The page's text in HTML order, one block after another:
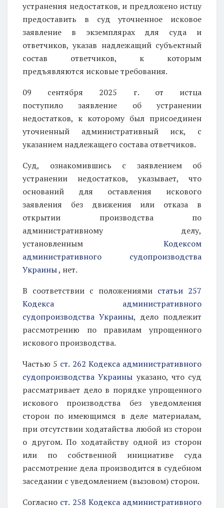
устранения недостатков, и предложено истцу
предоставить в суд уточненное исковое
заявление в экземплярах для суда и
ответчиков, указав надлежащий субъектный
состав ответчиков, к которым
предъявляются исковые требования.
09 сентября 2025 г. от истца
поступилозаявление об устранении
недостатков, к которому был присоединен
уточненный административный иск, с
указанием надлежащего состава ответчиков.
Суд, ознакомившись с заявлением об
устранении недостатков, указывает, что
оснований для оставления искового
заявления без движения или отказа в
открытии производства по
административному делу,
установленным Кодексом
административного судопроизводства
Украины, нет.
В соответствии с положениями статьи 257
Кодекса административного
судопроизводства Украины, дело подлежит
рассмотрению по правилам упрощенного
искового производства.
Частью 5 ст. 262 Кодекса административного
судопроизводства Украины указано, что суд
рассматривает дело в порядке упрощенного
искового производства без уведомления
сторон по имеющимся в деле материалам,
при отсутствии ходатайства любой из сторон
о другом. По ходатайству одной из сторон
или по собственной инициативе суда
рассмотрение дела производится в судебном
заседании с уведомлением (вызовом) сторон.
Согласно ст. 258 Кодекса административного